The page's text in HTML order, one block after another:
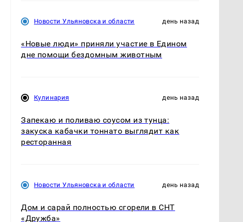
Новости Ульяновска и области день назад
«Новые люди» приняли участие в Едином
дне помощи бездомным животным
Кулинария день назад
Запекаю и поливаю соусом из тунца:
закуска кабачки тоннато выглядит как
ресторанная
Новости Ульяновска и области день назад
Дом и сарай полностью сгорели в СНТ
«Дружба»